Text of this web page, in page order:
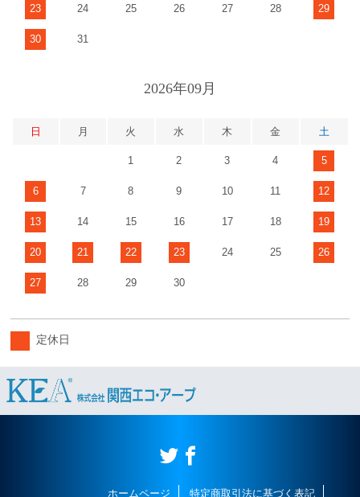
23 24 25 26 27 28 29
30 31
2026年09月
日 月 火 水 木 金 土
1 2 3 4 5
6 7 8 9 10 11 12
13 14 15 16 17 18 19
20 21 22 23 24 25 26
27 28 29 30
定休日
ホームページ 特定商取引法に基づく表記